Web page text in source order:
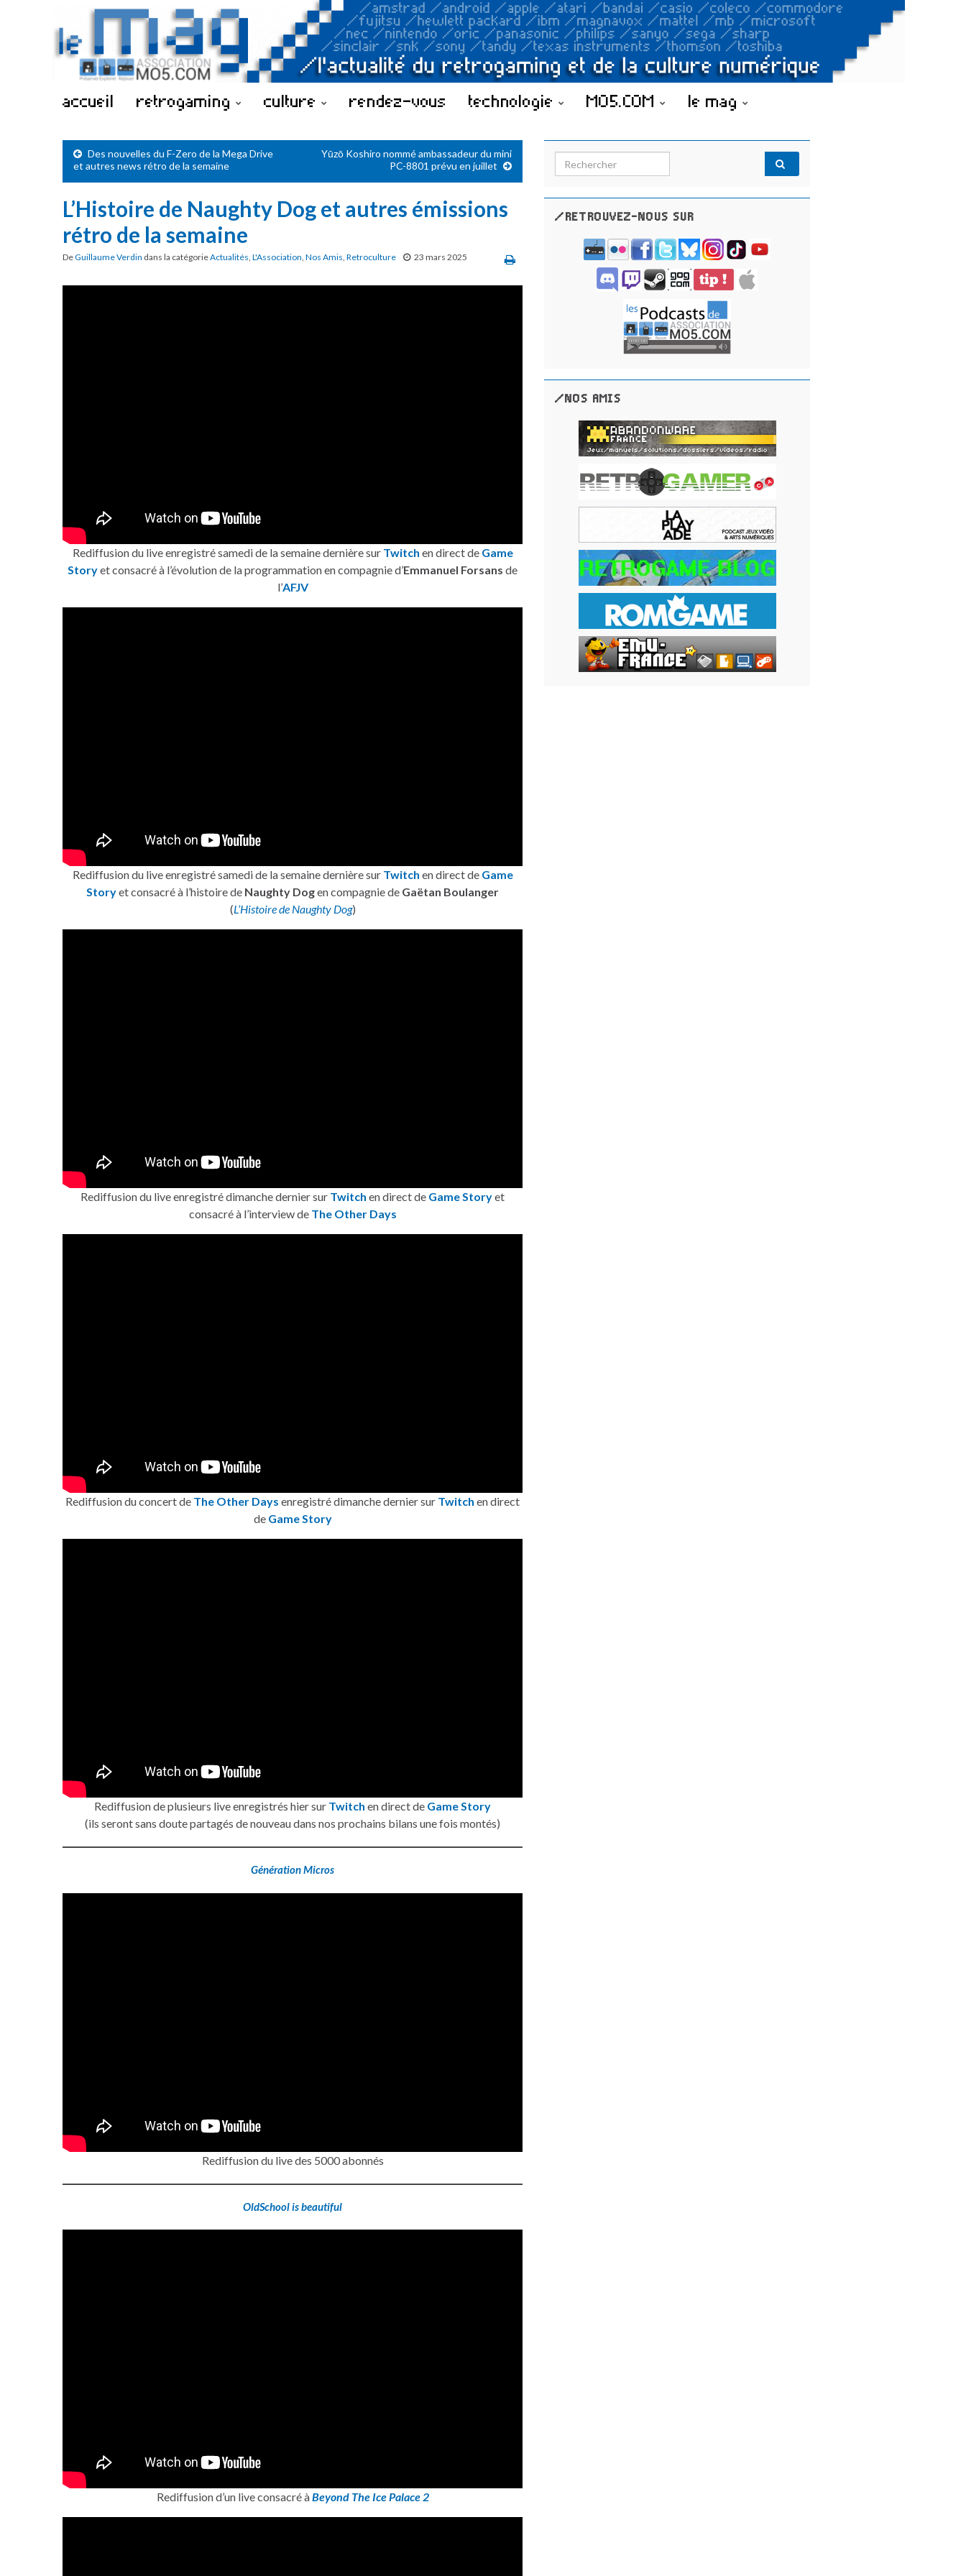
accueil retrogaming culture rendez-vous technologie MO5.COM le mag
Des nouvelles du F-Zero de la Mega Drive
et autres news rétro de la semaine
Yūzō Koshiro nommé ambassadeur du mini
PC-8801 prévu en juillet
L’Histoire de Naughty Dog et autres émissions
rétro de la semaine
DeGuillaume Verdin dans la catégorieActualités, L'Association, Nos Amis, Retroculture 23 mars 2025
Rediffusion du live enregistré samedi de la semaine dernière sur Twitch en direct de Game
Storyet consacré à l’évolution de la programmation en compagnie d’Emmanuel Forsans de
l’AFJV
Rediffusion du live enregistré samedi de la semaine dernière sur Twitch en direct de Game
Storyet consacré à l’histoire de Naughty Dogen compagnie de Gaëtan Boulanger
(L’Histoire de Naughty Dog)
Rediffusion du live enregistré dimanche dernier sur Twitch en direct de Game Storyet
consacré à l’interview de The Other Days
Rediffusion du concert de The Other Days enregistré dimanche dernier sur Twitch en direct
de Game Story
Rediffusion de plusieurs live enregistrés hier sur Twitch en direct de Game Story
(ils seront sans doute partagés de nouveau dans nos prochains bilans une fois montés)
Génération Micros
Rediffusion du live des 5000 abonnés
OldSchool is beautiful
Rediffusion d’un live consacré àBeyond The Ice Palace 2
Search for:
/RETROUVEZ-NOUS SUR
/NOS AMIS